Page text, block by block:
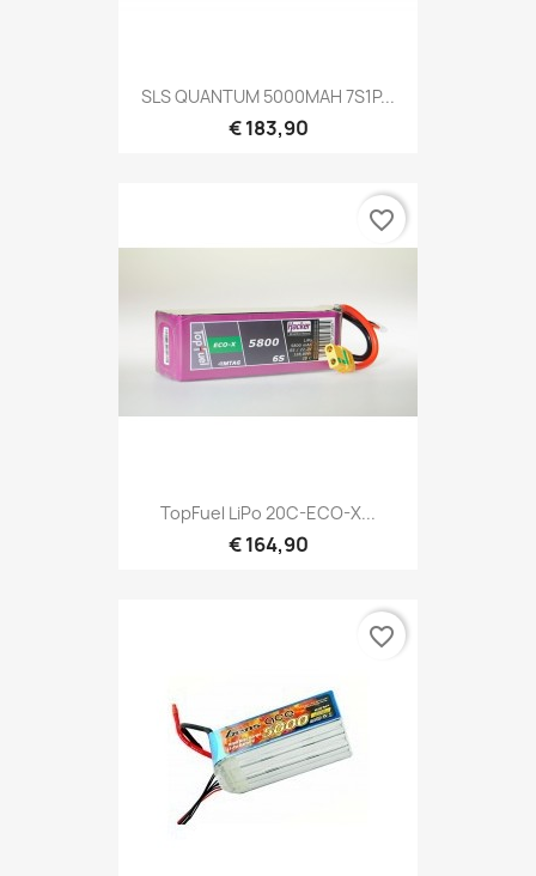
SLS QUANTUM 5000MAH 7S1P...
€ 183,90
TopFuel LiPo 20C-ECO-X...
€ 164,90
favorite_border
favorite_border